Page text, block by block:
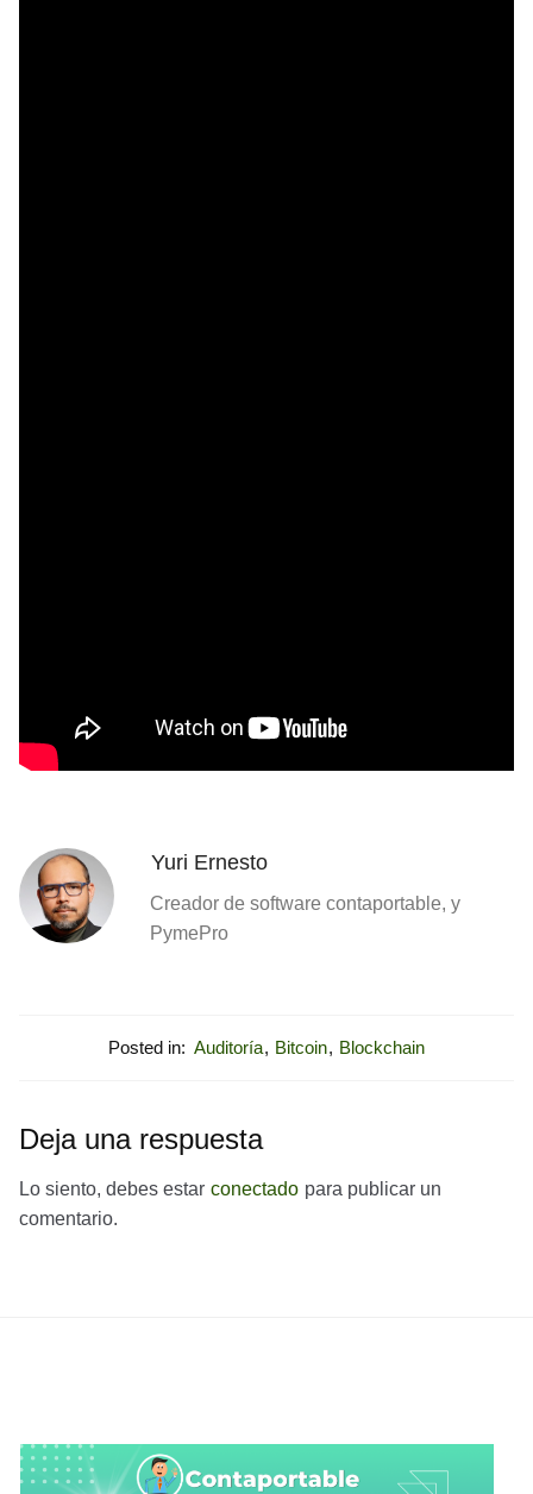
Yuri Ernesto
Creador de software contaportable, y
PymePro
Posted in: Auditoría, Bitcoin, Blockchain
Deja una respuesta
Lo siento, debes estar conectado para publicar un
comentario.